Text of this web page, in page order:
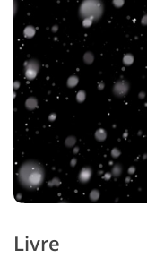
Livre